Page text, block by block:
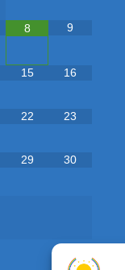
8 9
15 16
22 23
29 30